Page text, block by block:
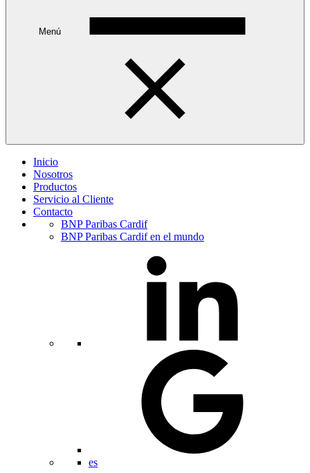
Menú
Inicio
Nosotros
Productos
Servicio al Cliente
Contacto
BNP Paribas Cardif
BNP Paribas Cardif en el mundo
es